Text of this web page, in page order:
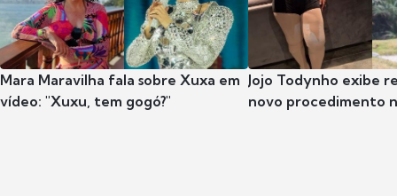
Mara Maravilha fala sobre Xuxa em
vídeo: "Xuxu, tem gogó?"
Jojo Todynho exibe
novo procedimento